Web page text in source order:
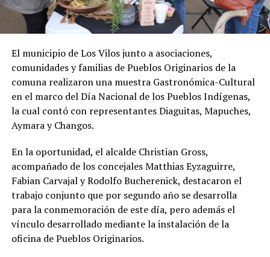
El municipio de Los Vilos junto a asociaciones,
comunidades y familias de Pueblos Originarios de la
comuna realizaron una muestra Gastronómica-Cultural
en el marco del Día Nacional de los Pueblos Indígenas,
la cual contó con representantes Diaguitas, Mapuches,
Aymara y Changos.
En la oportunidad, el alcalde Christian Gross,
acompañado de los concejales Matthias Eyzaguirre,
Fabian Carvajal y Rodolfo Bucherenick, destacaron el
trabajo conjunto que por segundo año se desarrolla
para la conmemoración de este día, pero además el
vínculo desarrollado mediante la instalación de la
oficina de Pueblos Originarios.